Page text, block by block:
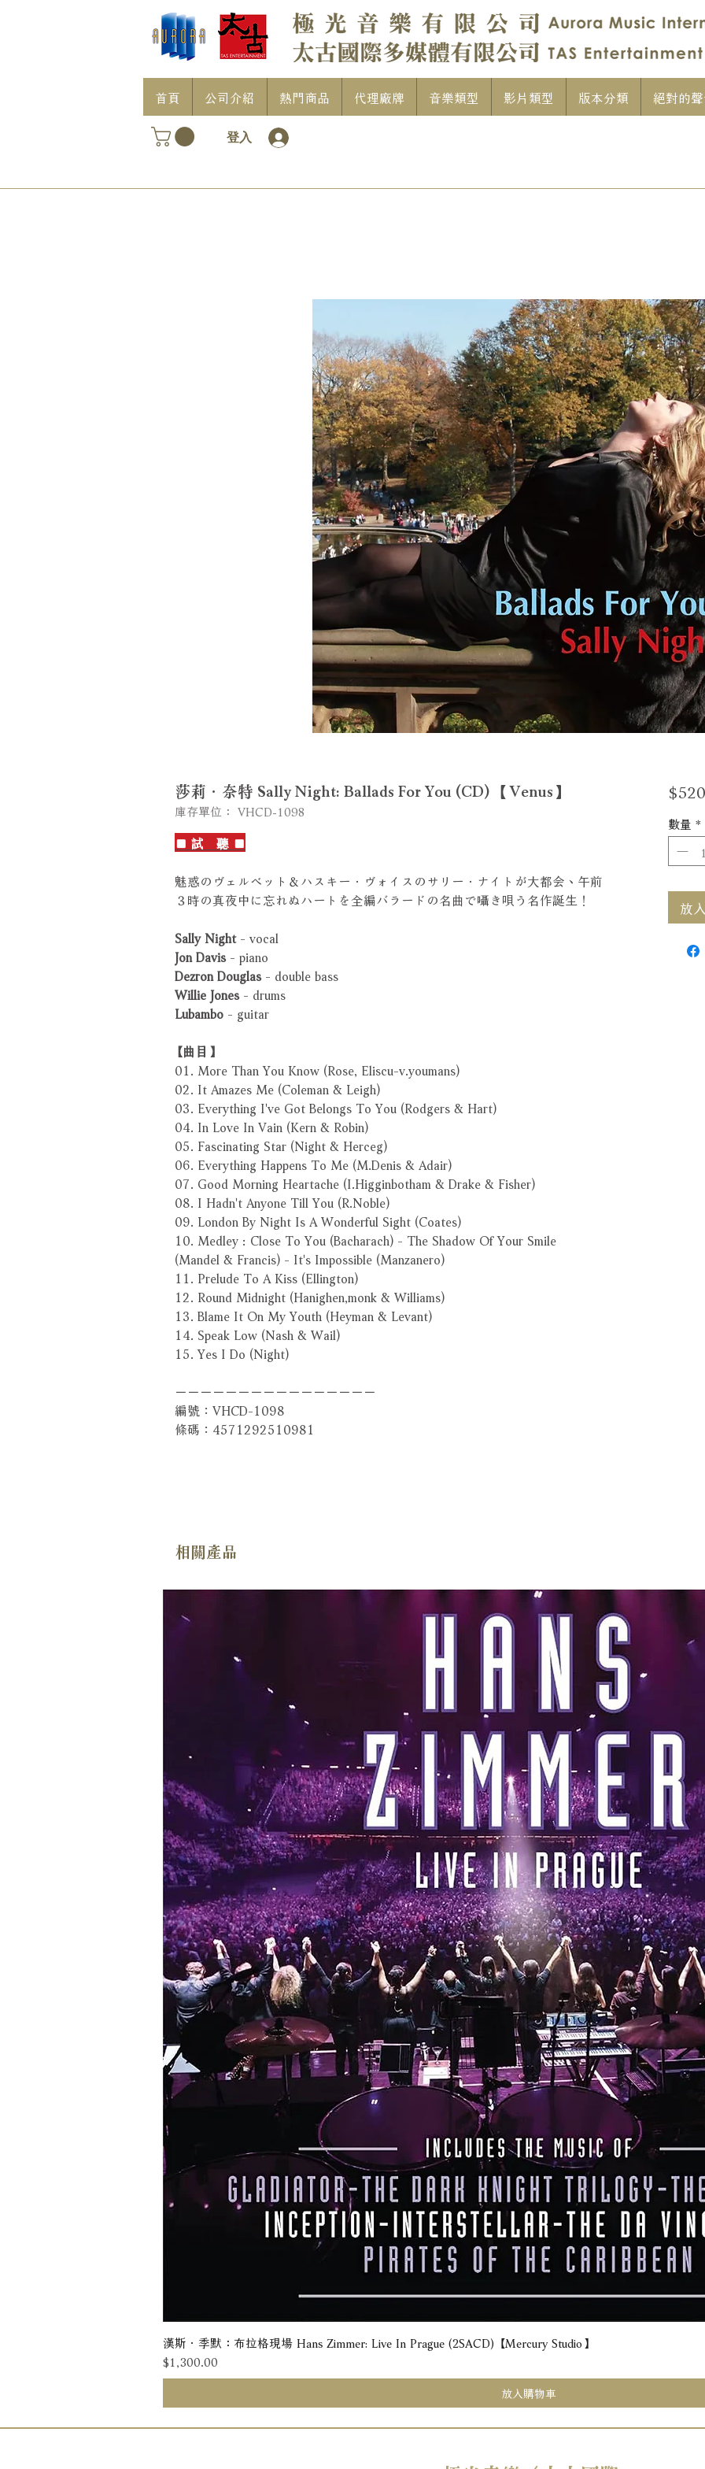
首頁 公司介紹 熱門商品 代理廠牌 音樂類型 影片類型 版本分類 絕對的
登入
莎莉．奈特 Sally Night: Ballads For You (CD) 【Venus】
庫存單位： VHCD-1098
■ 試 聽 ■
魅惑のヴェルベット＆ハスキー．ヴォイスのサリー．ナイトが大都会、午前
３時の真夜中に忘れぬハートを全編バラードの名曲で囁き唄う名作誕生！
Sally Night- vocal
Jon Davis- piano
Dezron Douglas- double bass
Willie Jones- drums
Lubambo - guitar
【曲目】
01. More Than You Know (Rose, Eliscu-v.youmans)
02. It Amazes Me (Coleman & Leigh)
03. Everything I've Got Belongs To You (Rodgers & Hart)
04. In Love In Vain (Kern & Robin)
05. Fascinating Star (Night & Herceg)
06. Everything Happens To Me (M.Denis & Adair)
07. Good Morning Heartache (I.Higginbotham & Drake & Fisher)
08. I Hadn't Anyone Till You (R.Noble)
09. London By Night Is A Wonderful Sight (Coates)
10. Medley : Close To You (Bacharach) - The Shadow Of Your Smile
(Mandel & Francis) - It's Impossible (Manzanero)
11. Prelude To A Kiss (Ellington)
12. Round Midnight (Hanighen,monk & Williams)
13. Blame It On My Youth (Heyman & Levant)
14. Speak Low (Nash & Wail)
15. Yes I Do (Night)
－－－－－－－－－－－－－－－－
編號：VHCD-1098
條碼：4571292510981
數量 *
放
相關產品
快速瀏覽
漢斯．季默：布拉格現場 Hans Zimmer: Live In Prague (2SACD) 【Mercury Studio】
價格
$1,300.00
放入購物車